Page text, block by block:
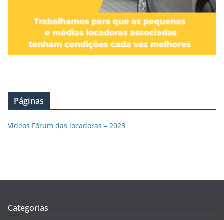
Páginas
Vídeos Fórum das locadoras – 2023
Categorias